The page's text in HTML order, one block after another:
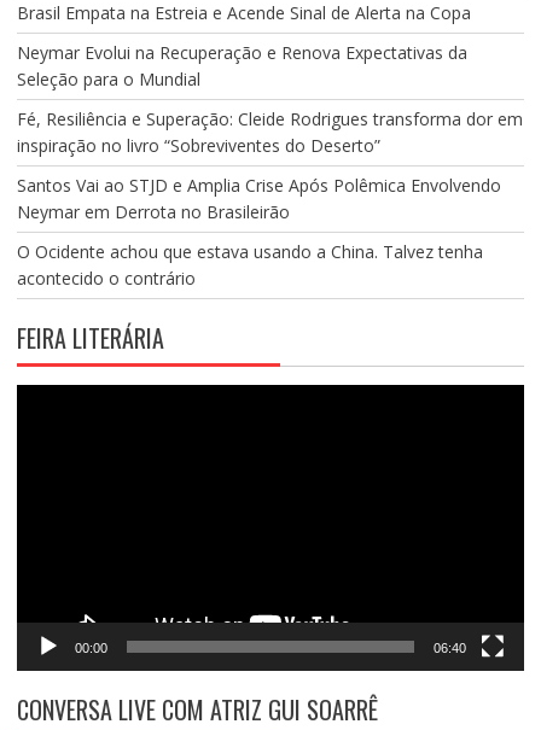
Brasil Empata na Estreia e Acende Sinal de Alerta na Copa
Neymar Evolui na Recuperação e Renova Expectativas da
Seleção para o Mundial
Fé, Resiliência e Superação: Cleide Rodrigues transforma dor em
inspiração no livro “Sobreviventes do Deserto”
Santos Vai ao STJD e Amplia Crise Após Polêmica Envolvendo
Neymar em Derrota no Brasileirão
O Ocidente achou que estava usando a China. Talvez tenha
acontecido o contrário
FEIRA LITERÁRIA
00:00 06:40
CONVERSA LIVE COM ATRIZ GUI SOARRÊ